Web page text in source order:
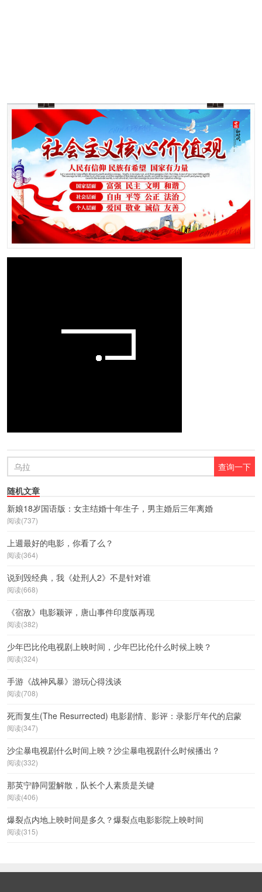
随机文章
新娘18岁国语版：女主结婚十年生子，男主婚后三年离婚
阅读(737)
上週最好的电影，你看了么？
阅读(364)
说到毁经典，我《处刑人2》不是针对谁
阅读(668)
《宿敌》电影颖评，唐山事件印度版再现
阅读(382)
少年巴比伦电视剧上映时间，少年巴比伦什么时候上映？
阅读(324)
手游《战神风暴》游玩心得浅谈
阅读(708)
死而复生(The Resurrected) 电影剧情、影评：录影厅年代的启蒙
阅读(347)
沙尘暴电视剧什么时间上映？沙尘暴电视剧什么时候播出？
阅读(332)
那英宁静同盟解散，队长个人素质是关键
阅读(406)
爆裂点内地上映时间是多久？爆裂点电影影院上映时间
阅读(315)